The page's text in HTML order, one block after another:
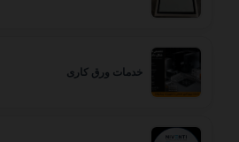
خدمات ورق کاری